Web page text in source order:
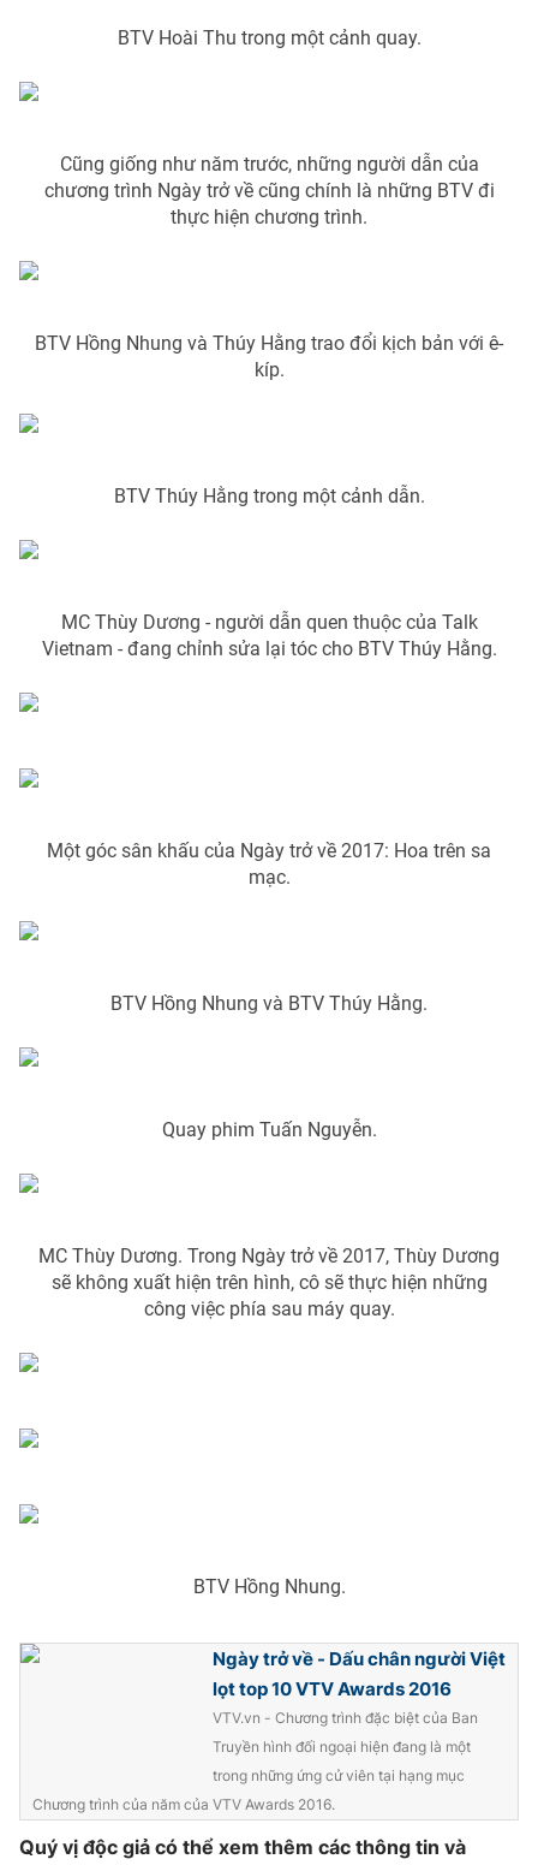
Thị trường 24h Tấm lòng Việt
VTV4
VTV9 VTV8
Theo dõi báo trên
Cơ quan chủ quản:Đài Truyền hình Việt Nam
Cơ quan báo chí:
Tổng Biên tập: Vũ Thanh Thủy
Phó Tổng Biên tập:
Nguyễn Thị Mỹ Hạnh, Phạm Quốc Thắng,
Nguyễn Trọng Ninh
Email:
thuận bằng văn bản. Ghi rõ nguồn VTV.vn khi phát hành lại
BTV Hoài Thu trong một cảnh quay.
Cũng giống như năm trước, những người dẫn của
chương trình Ngày trở về cũng chính là những BTV đi
thực hiện chương trình.
BTV Hồng Nhung và Thúy Hằng trao đổi kịch bản với ê-
kíp.
BTV Thúy Hằng trong một cảnh dẫn.
MC Thùy Dương - người dẫn quen thuộc của Talk
Vietnam - đang chỉnh sửa lại tóc cho BTV Thúy Hằng.
Một góc sân khấu của Ngày trở về 2017: Hoa trên sa
mạc.
BTV Hồng Nhung và BTV Thúy Hằng.
Quay phim Tuấn Nguyễn.
MC Thùy Dương. Trong Ngày trở về 2017, Thùy Dương
sẽ không xuất hiện trên hình, cô sẽ thực hiện những
công việc phía sau máy quay.
BTV Hồng Nhung.
Ngày trở về - Dấu chân người Việt
lọt top 10 VTV Awards 2016
VTV.vn - Chương trình đặc biệt của Ban
Truyền hình đối ngoại hiện đang là một
trong những ứng cử viên tại hạng mục
Chương trình của năm của VTV Awards 2016.
Quý vị độc giả có thể xem thêm các thông tin và